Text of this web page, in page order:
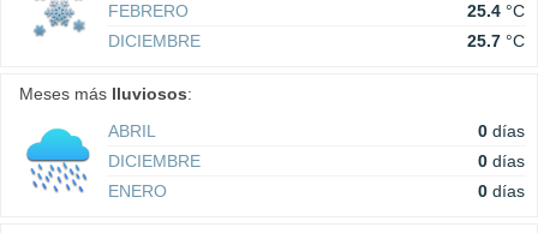
FEBRERO
25.4 °C
DICIEMBRE
25.7 °C
Meses más lluviosos:
ABRIL
0 días
DICIEMBRE
0 días
ENERO
0 días